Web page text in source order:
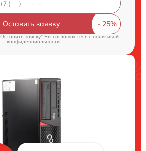
Оставить заявку
заявку" Вы соглашаетесь cполитикой
конфиденциальности